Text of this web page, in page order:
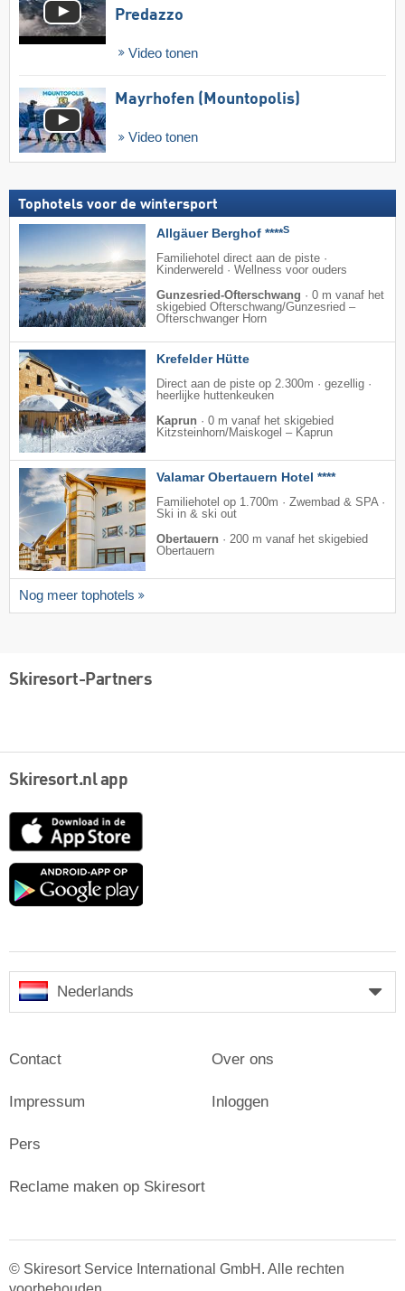
Predazzo
Video tonen
Mayrhofen (Mountopolis)
Video tonen
Tophotels voor de wintersport
Allgäuer Berghof ****S
Familiehotel direct aan de piste ·
Kinderwereld · Wellness voor ouders
Gunzesried-Ofterschwang · 0 m vanaf het
skigebied Ofterschwang/​Gunzesried –
Ofterschwanger Horn
Krefelder Hütte
Direct aan de piste op 2.300m · gezellig ·
heerlijke huttenkeuken
Kaprun · 0 m vanaf het skigebied
Kitzsteinhorn/​Maiskogel – Kaprun
Valamar Obertauern Hotel ****
Familiehotel op 1.700m · Zwembad & SPA ·
Ski in & ski out
Obertauern · 200 m vanaf het skigebied
Obertauern
Nog meer tophotels
Skiresort-Partners
Skiresort.nl app
App
Google
Nederlands
Contact
Impressum
Pers
Over ons
Inloggen
Reclame maken op Skiresort
© Skiresort Service International GmbH. Alle rechten